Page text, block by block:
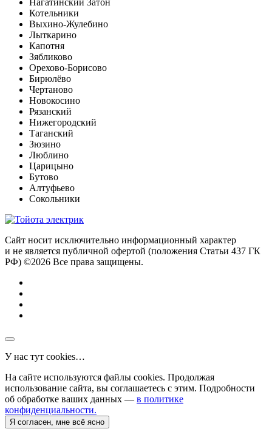
Котельники
Выхино-Жулебино
Лыткарино
Капотня
Зябликово
Орехово-Борисово
Бирюлёво
Чертаново
Новокосино
Рязанский
Нижегородский
Таганский
Зюзино
Люблино
Царицыно
Бутово
Алтуфьево
Сокольники
Сайт носит исключительно информационный характер
и не является публичной офертой (положения Статьи 437 ГК
РФ) ©2026 Все права защищены.
У нас тут cookies…
На сайте используются файлы cookies. Продолжая
использование сайта, вы соглашаетесь с этим. Подробности
об обработке ваших данных — в политике
конфиденциальности.
Я согласен, мне всё ясно